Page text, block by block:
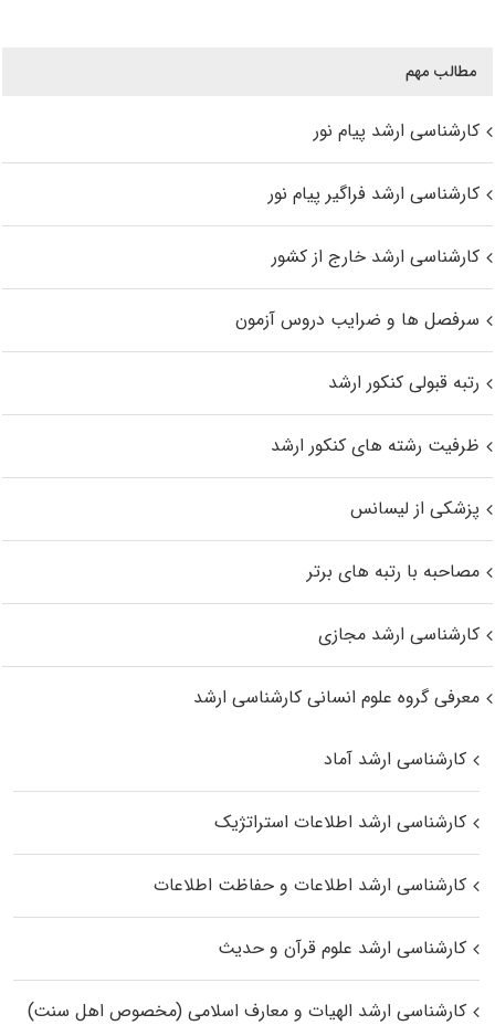
مطالب مهم
کارشناسی ارشد پیام نور
کارشناسی ارشد فراگیر پیام نور
کارشناسی ارشد خارج از کشور
سرفصل ها و ضرایب دروس آزمون
رتبه قبولی کنکور ارشد
ظرفیت رشته های کنکور ارشد
پزشکی از لیسانس
مصاحبه با رتبه های برتر
کارشناسی ارشد مجازی
معرفی گروه علوم انسانی کارشناسی ارشد
کارشناسی ارشد آماد
کارشناسی ارشد اطلاعات استراتژیک
کارشناسی ارشد اطلاعات و حفاظت اطلاعات
کارشناسی ارشد علوم قرآن و حدیث
کارشناسی ارشد الهیات و معارف اسلامی (مخصوص اهل سنت)